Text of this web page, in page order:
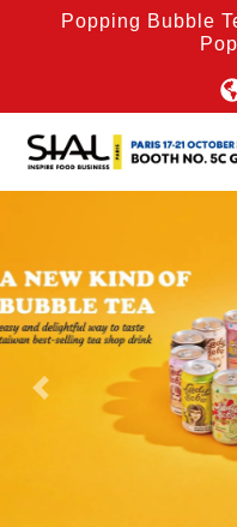
Popping Bubble
Previous